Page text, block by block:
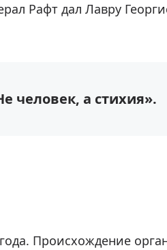
Рафт дал Лавру
человек, а стихия».
Происхождение